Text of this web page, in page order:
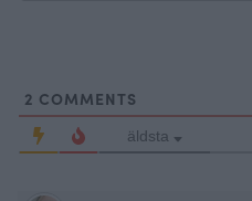
2 COMMENTS
äldsta